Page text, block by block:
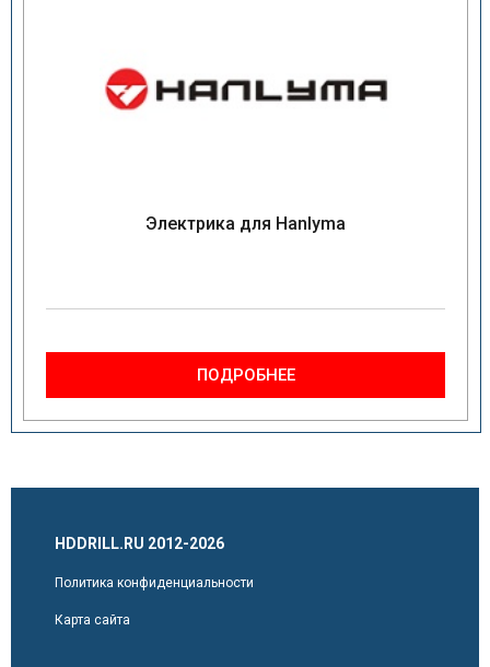
Электрика для Hanlyma
ПОДРОБНЕЕ
HDDRILL.RU 2012-2026
Политика конфиденциальности
Карта сайта